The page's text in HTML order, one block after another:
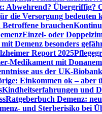
Abwehrend? Übergriffig?
die Versorgung bedeuten
brauchen
Einzel- oder
Demenz besonders
Report 2025
Medikament mit
aus der UK-
Einkommen ok – aber
Kindheitserfahrungen und
Ratgeberbuch Demenz:
und Sterberisiko bei